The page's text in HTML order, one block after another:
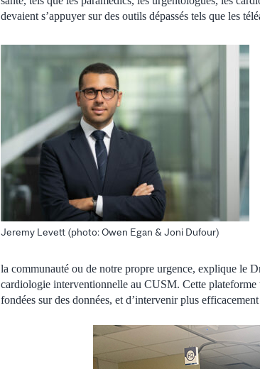
devaient s’appuyer sur des outils dépassés tels que les
Jeremy Levett (photo: Owen Egan & Joni Dufour)
la communauté ou de notre propre urgence, explique le
cardiologie interventionnelle au CUSM. Cette
fondées sur des données, et d’intervenir plus